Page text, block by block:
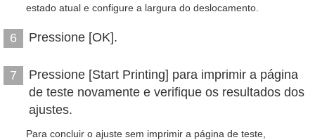
estado atual e configure a largura do deslocamento.
6 Pressione [OK].
7
Pressione [Start Printing] para imprimir a página
de teste novamente e verifique os resultados dos
ajustes.
Para concluir o ajuste sem imprimir a página de teste,